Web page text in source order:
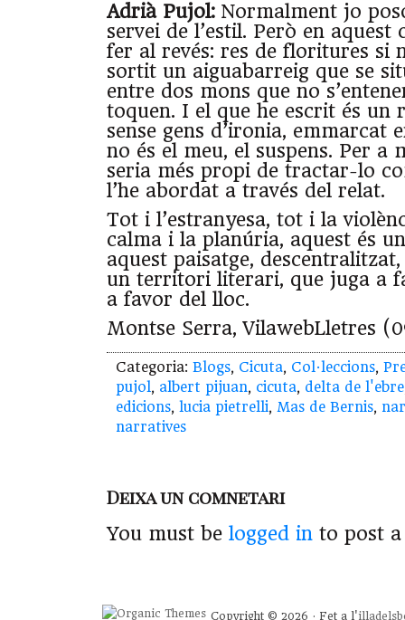
Adrià Pujol: Normalment jo
servei de l’estil. Però en
fer al revés: res de floritures si
sortit un aiguabarreig que se
entre dos mons que no
toquen. I el que he escrit és un
sense gens d’ironia, emmarcat
no és el meu, el suspens. Per a
seria més propi de tractar-lo
l’he abordat a través del relat.
Tot i l’estranyesa, tot i la
calma i la planúria, aquest és
aquest paisatge,
un territori literari, que juga a
a favor del lloc.
Montse Serra, VilawebLletres
Categoria: Blogs, Cicuta, Col·leccions,
pujol, albert pijuan, cicuta, delta de l'ebre
edicions, lucia pietrelli, Mas de Bernis,
narratives
Deixa un comnetari
You must be logged in to post
Copyright © 2026 · Fet a l'